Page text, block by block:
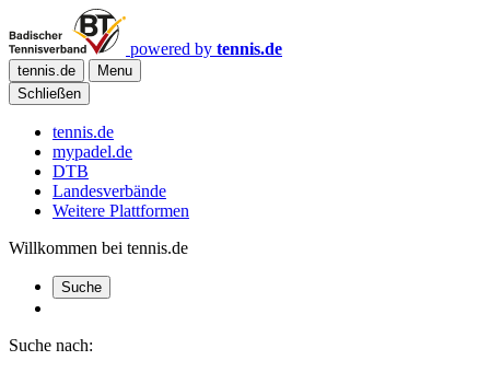
powered by tennis.de
tennis.de
Menu
Schließen
tennis.de
mypadel.de
DTB
Landesverbände
Weitere Plattformen
Willkommen bei tennis.de
Suche
Suche nach: